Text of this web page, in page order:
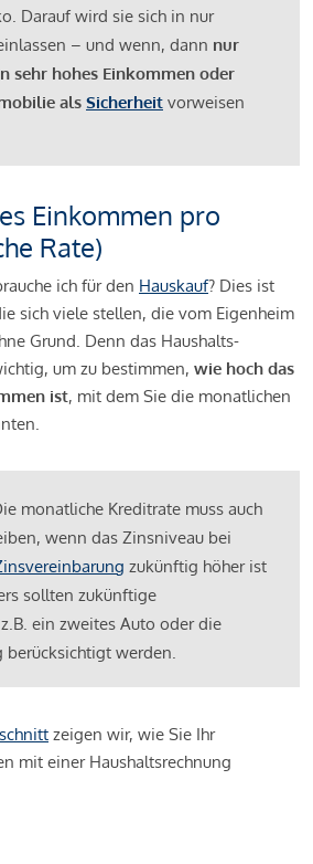
Darauf wird sie sich in nur
– und wenn, dann nur
sehr hohes Einkommen oder
als Sicherheit vorweisen
Einkommen pro
Rate)
ich für den Hauskauf? Dies ist
sich viele stellen, die vom Eigenheim
Grund. Denn das Haushalts-
um zu bestimmen, wie hoch das
ist, mit dem Sie die monatlichen
monatliche Kreditrate muss auch
wenn das Zinsniveau bei
zukünftig höher ist
sollten zukünftige
ein zweites Auto oder die
berücksichtigt werden.
zeigen wir, wie Sie Ihr
mit einer Haushaltsrechnung